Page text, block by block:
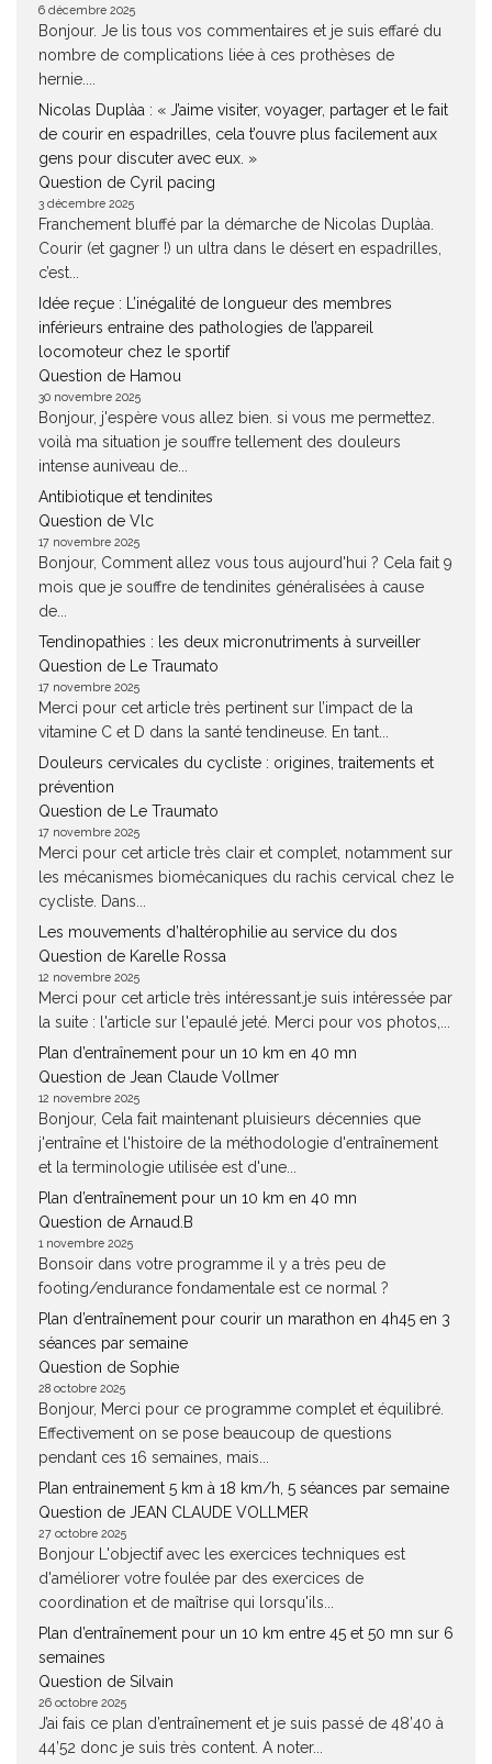
6 décembre 2025
Bonjour. Je lis tous vos commentaires et je suis effaré du
nombre de complications liée à ces prothèses de
hernie....
Nicolas Duplàa : « J’aime visiter, voyager, partager et le fait
de courir en espadrilles, cela t’ouvre plus facilement aux
gens pour discuter avec eux. »
Question de Cyril pacing
3 décembre 2025
Franchement bluffé par la démarche de Nicolas Duplàa.
Courir (et gagner !) un ultra dans le désert en espadrilles,
c’est...
Idée reçue : L’inégalité de longueur des membres
inférieurs entraine des pathologies de l’appareil
locomoteur chez le sportif
Question de Hamou
30 novembre 2025
Bonjour, j'espère vous allez bien. si vous me permettez.
voilà ma situation je souffre tellement des douleurs
intense auniveau de...
Antibiotique et tendinites
Question de Vlc
17 novembre 2025
Bonjour, Comment allez vous tous aujourd'hui ? Cela fait 9
mois que je souffre de tendinites généralisées à cause
de...
Tendinopathies : les deux micronutriments à surveiller
Question de Le Traumato
17 novembre 2025
Merci pour cet article très pertinent sur l’impact de la
vitamine C et D dans la santé tendineuse. En tant...
Douleurs cervicales du cycliste : origines, traitements et
prévention
Question de Le Traumato
17 novembre 2025
Merci pour cet article très clair et complet, notamment sur
les mécanismes biomécaniques du rachis cervical chez le
cycliste. Dans...
Les mouvements d’haltérophilie au service du dos
Question de Karelle Rossa
12 novembre 2025
Merci pour cet article très intéressant.je suis intéressée par
la suite : l'article sur l'epaulé jeté. Merci pour vos photos,...
Plan d’entraînement pour un 10 km en 40 mn
Question de Jean Claude Vollmer
12 novembre 2025
Bonjour, Cela fait maintenant pluisieurs décennies que
j'entraîne et l'histoire de la méthodologie d'entraînement
et la terminologie utilisée est d'une...
Plan d’entraînement pour un 10 km en 40 mn
Question de Arnaud.B
1 novembre 2025
Bonsoir dans votre programme il y a très peu de
footing/endurance fondamentale est ce normal ?
Plan d’entraînement pour courir un marathon en 4h45 en 3
séances par semaine
Question de Sophie
28 octobre 2025
Bonjour, Merci pour ce programme complet et équilibré.
Effectivement on se pose beaucoup de questions
pendant ces 16 semaines, mais...
Plan entrainement 5 km à 18 km/h, 5 séances par semaine
Question de JEAN CLAUDE VOLLMER
27 octobre 2025
Bonjour L'objectif avec les exercices techniques est
d'améliorer votre foulée par des exercices de
coordination et de maîtrise qui lorsqu'ils...
Plan d’entraînement pour un 10 km entre 45 et 50 mn sur 6
semaines
Question de Silvain
26 octobre 2025
J’ai fais ce plan d’entraînement et je suis passé de 48’40 à
44’52 donc je suis très content. A noter...